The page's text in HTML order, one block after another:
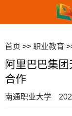
首页 >> 职业教育
阿里巴巴集
合作
南通职业大学